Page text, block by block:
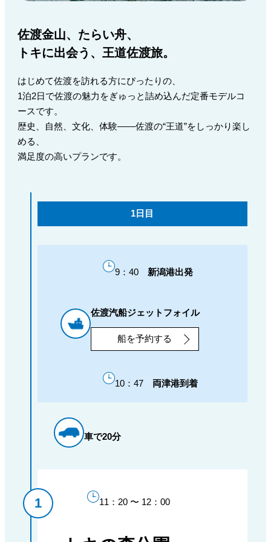
佐渡金山、たらい舟、
トキに出会う、王道佐渡旅。
はじめて佐渡を訪れる方にぴったりの、
1泊2日で佐渡の魅力をぎゅっと詰め込んだ定番モデルコ
ースです。
歴史、自然、文化、体験——佐渡の“王道”をしっかり楽し
める、
満足度の高いプランです。
1日目
9：40 新潟港出発
佐渡汽船ジェットフォイル
船を予約する
10：47 両津港到着
車で20分
11：20 〜 12：00